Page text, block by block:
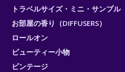
トラベルサイズ・ミニ・サンプル
お部屋の香り（DIFFUSERS）
ロールオン
ビューティー小物
ビンテージ